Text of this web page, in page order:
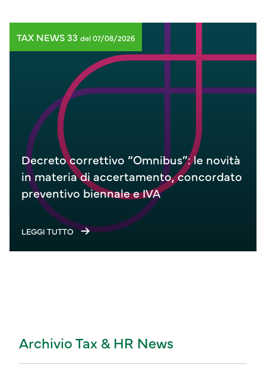
TAX NEWS 33 del 07/08/2026
Decreto correttivo “Omnibus”: le novità
in materia di accertamento, concordato
preventivo biennale e IVA
LEGGI TUTTO
Archivio Tax & HR News